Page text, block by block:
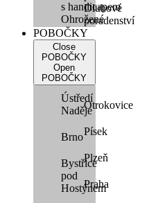
s handicapem
Ohrožené
Dluhové
poradenství
POBOČKY
Close
POBOČKY
Open
POBOČKY
Ústředí
Naděje
Brno
Bystřice
pod
Hostýnem
Otrokovice
Písek
Plzeň
Praha